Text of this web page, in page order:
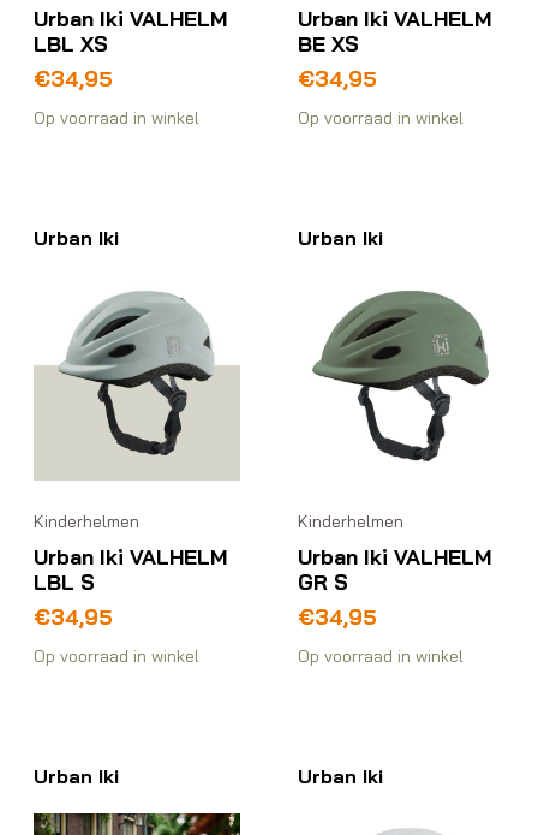
Urban Iki VALHELM
LBL XS
€34,95
Op voorraad in winkel
Urban Iki VALHELM
BE XS
€34,95
Op voorraad in winkel
Urban Iki
Kinderhelmen
Urban Iki VALHELM
LBL S
€34,95
Op voorraad in winkel
Urban Iki
Kinderhelmen
Urban Iki VALHELM
GR S
€34,95
Op voorraad in winkel
Urban Iki Urban Iki